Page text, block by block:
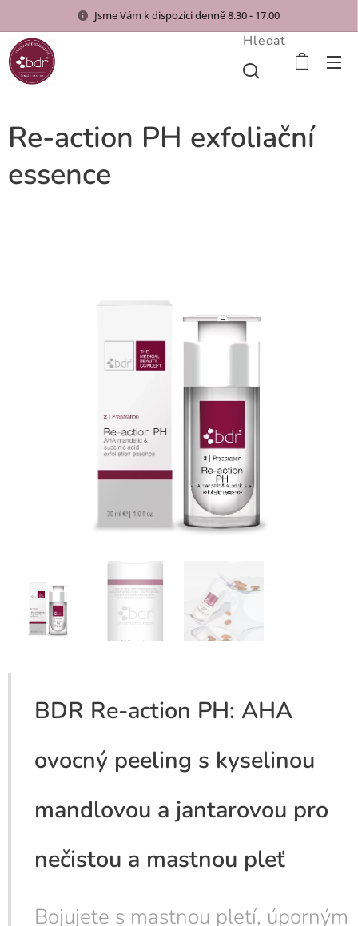
Jsme Vám k dispozici denně 8.30 - 17.00
Hledat
Re-action PH exfoliační
essence
BDR Re-action PH: AHA
ovocný peeling s kyselinou
mandlovou a jantarovou pro
nečistou a mastnou pleť
Bojujete s mastnou pletí, úporným